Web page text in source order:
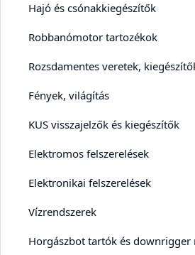
Hajó és csónakkiegészítők
Robbanómotor tartozékok
Rozsdamentes veretek,
Fények, világítás
KUS visszajelzők és kiegészítők
Elektromos felszerelések
Elektronikai felszerelések
Vízrendszerek
Horgászbot tartók és downrigger